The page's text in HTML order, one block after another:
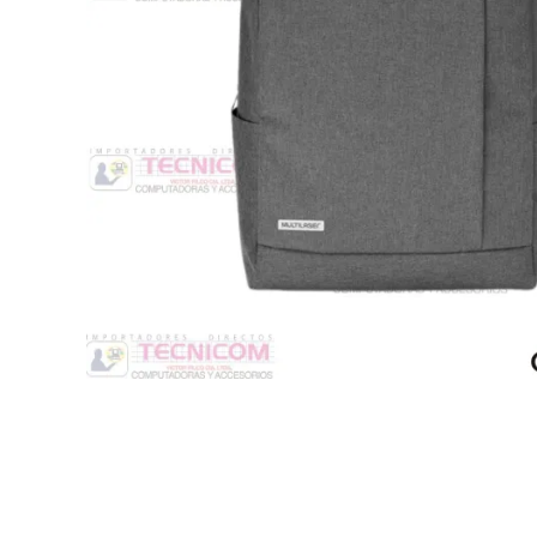
Suministros de Impresión
Punto de Venta
Accesorios y Periféricos
Protección Eléctrica
Software